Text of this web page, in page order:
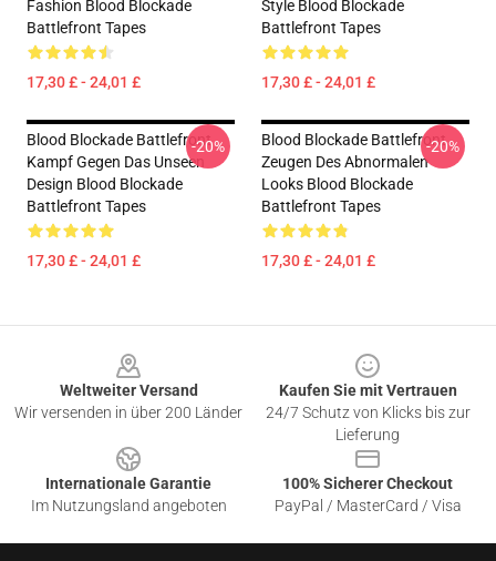
Fashion Blood Blockade
Battlefront Tapes
17,30 £ - 24,01 £
Style Blood Blockade
Battlefront Tapes
17,30 £ - 24,01 £
Blood Blockade Battlefront
Kampf Gegen Das Unseen
Design Blood Blockade
Battlefront Tapes
17,30 £ - 24,01 £
-20%
Blood Blockade Battlefront
Zeugen Des Abnormalen
Looks Blood Blockade
Battlefront Tapes
17,30 £ - 24,01 £
-20%
Weltweiter Versand
Wir versenden in über 200 Länder
Kaufen Sie mit Vertrauen
24/7 Schutz von Klicks bis zur
Lieferung
Internationale Garantie
Im Nutzungsland angeboten
100% Sicherer Checkout
PayPal / MasterCard / Visa